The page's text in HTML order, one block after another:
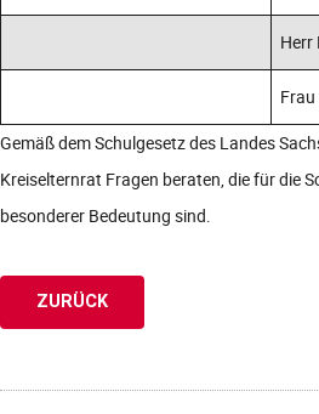
Herr
Gemäß dem Schulgesetz des Landes
Kreiselternrat Fragen beraten, die für die
besonderer Bedeutung sind.
ZURÜCK